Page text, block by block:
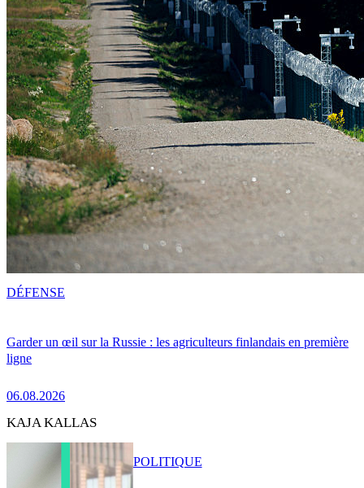
Garder un œil sur la Russie : les agriculteurs finlandais en première
ligne
06.08.2026
DÉFENSE
KAJA KALLAS
POLITIQUE